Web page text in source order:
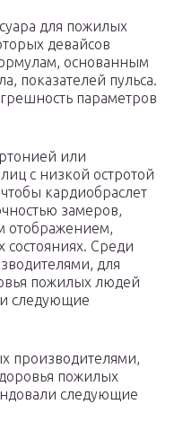
для пожилых
девайсов
основанным
показателей пульса.
параметров
или
с низкой остротой
кардиобраслет
замеров,
отображением,
Среди
для
пожилых людей
следующие
производителями,
пожилых
следующие